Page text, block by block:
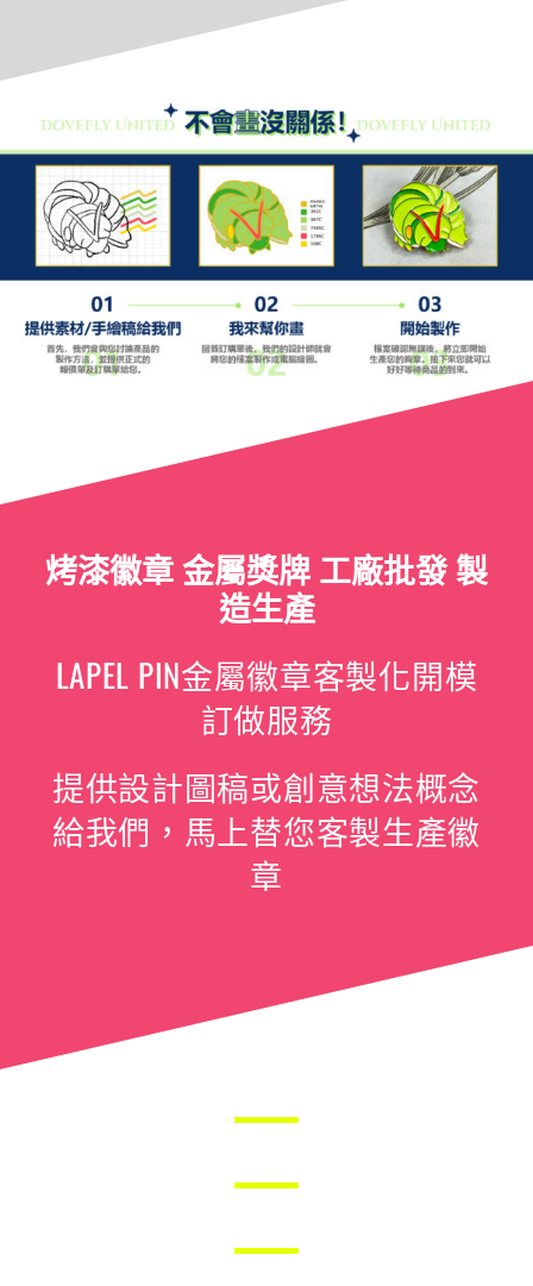
烤漆徽章 金屬獎牌 工廠批發 製
造生產
LAPEL PIN金屬徽章客製化開模
訂做服務
提供設計圖稿或創意想法概念
給我們，馬上替您客製生產徽
章